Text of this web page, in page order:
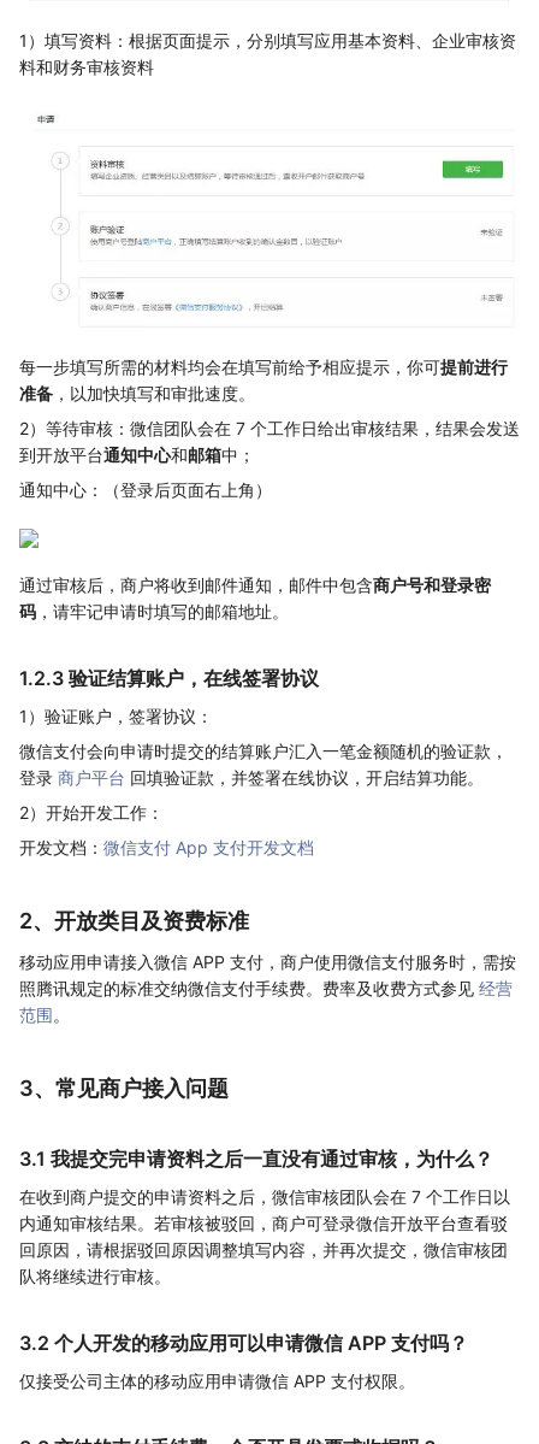
1）填写资料：根据页面提示，分别填写应用基本资料、企业审核资
料和财务审核资料
每一步填写所需的材料均会在填写前给予相应提示，你可提前进行
准备 ，以加快填写和审批速度。
2）等待审核：微信团队会在 7 个工作日给出审核结果，结果会发送
到开放平台通知中心和邮箱中；
通知中心：（登录后页面右上角）
通过审核后，商户将收到邮件通知，邮件中包含商户号和登录密
码 ，请牢记申请时填写的邮箱地址。
1.2.3 验证结算账户，在线签署协议
1）验证账户，签署协议：
微信支付会向申请时提交的结算账户汇入一笔金额随机的验证款，
登录 商户平台 回填验证款，并签署在线协议，开启结算功能。
2）开始开发工作：
开发文档： 微信支付 App 支付开发文档
2、开放类目及资费标准
移动应用申请接入微信 APP 支付，商户使用微信支付服务时，需按
照腾讯规定的标准交纳微信支付手续费。费率及收费方式参见 经营
范围。
3、常见商户接入问题
3.1 我提交完申请资料之后一直没有通过审核，为什么？
在收到商户提交的申请资料之后，微信审核团队会在 7 个工作日以
内通知审核结果。若审核被驳回，商户可登录微信开放平台查看驳
回原因，请根据驳回原因调整填写内容，并再次提交，微信审核团
队将继续进行审核。
3.2 个人开发的移动应用可以申请微信 APP 支付吗？
仅接受公司主体的移动应用申请微信 APP 支付权限。